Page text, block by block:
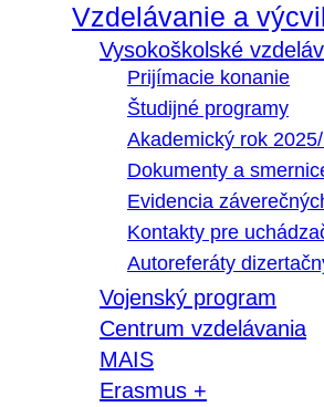
Vzdelávanie a
Vysokoškolské
Prijímacie konanie
Študijné programy
Akademický rok
Dokumenty a
Evidencia
Kontakty pre
Autoreferáty
Vojenský program
Centrum vzdelávania
MAIS
Erasmus +